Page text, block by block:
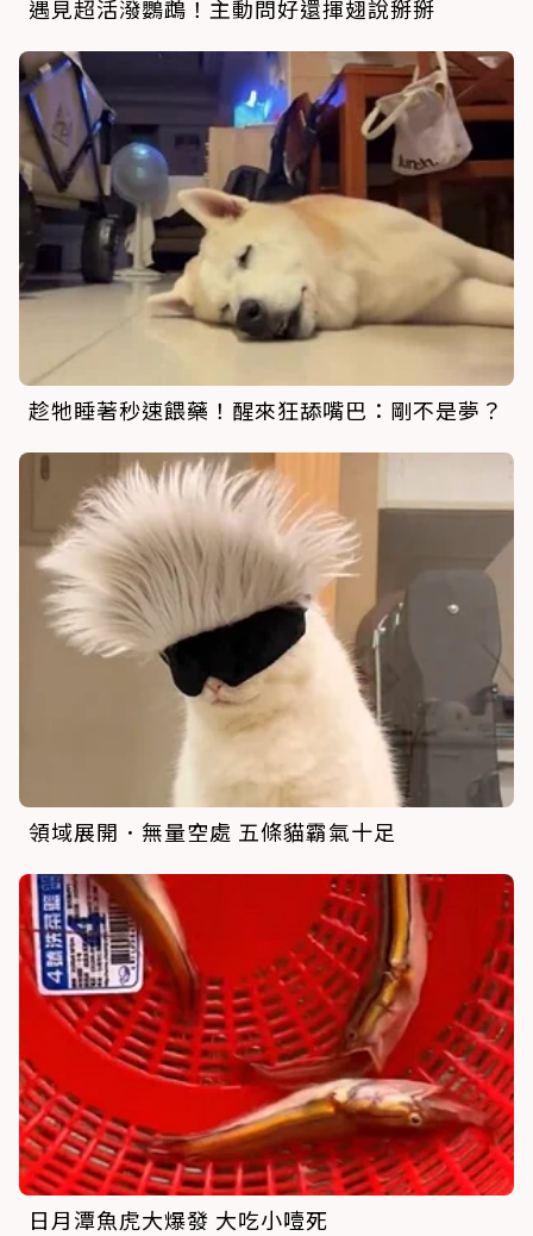
遇見超活潑鸚鵡！主動問好還揮翅說掰掰
趁牠睡著秒速餵藥！醒來狂舔嘴巴：剛不是夢？
領域展開．無量空處 五條貓霸氣十足
日月潭魚虎大爆發 大吃小噎死